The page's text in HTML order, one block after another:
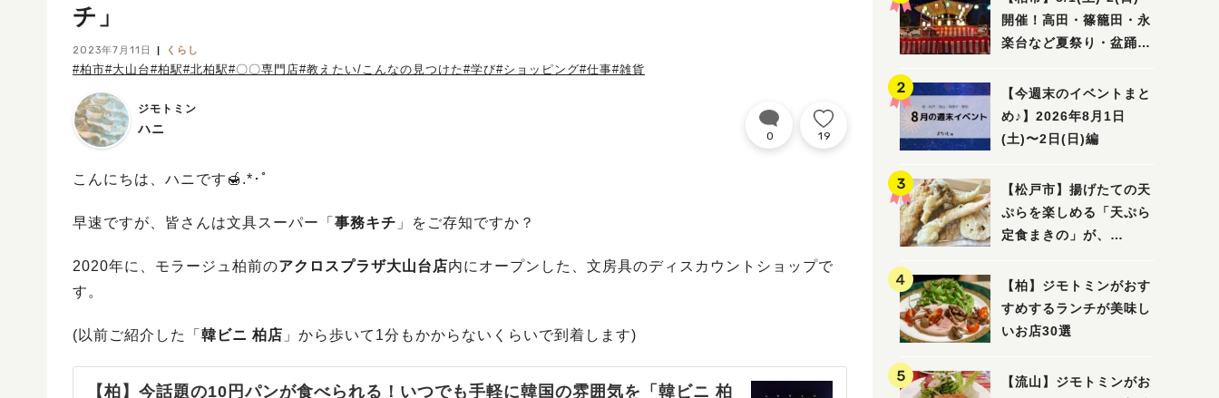
チ」
2023年7月11日 くらし
#柏市#大山台#柏駅#北柏駅#〇〇専門店#教えたい/こんなの見つけた#学び#ショッピング#仕事#雑貨
ジモトミン
ハニ 0 19
こんにちは、ハニです🍯.*･ﾟ
早速ですが、皆さんは文具スーパー「 事務キチ 」をご存知ですか？
2020年に、モラージュ柏前のアクロスプラザ大山台店内にオープンした、文房具のディスカウントショップで
す。
(以前ご紹介した「 韓ビニ 柏店 」から歩いて1分もかからないくらいで到着します)
【柏】今話題の10円パンが食べられる！いつでも手軽に韓国の雰囲気を「韓ビニ 柏
開催！高田・篠籠田・永
楽台など夏祭り・盆踊り
【今週末のイベントまと
め♪】2026年8月1日
(土)〜2日(日)編
【松戸市】揚げたての天
ぷらを楽しめる「天ぷら
定食まきの」が、
【柏】ジモトミンがおす
すめするランチが美味し
いお店30選
【流山】ジモトミンがお